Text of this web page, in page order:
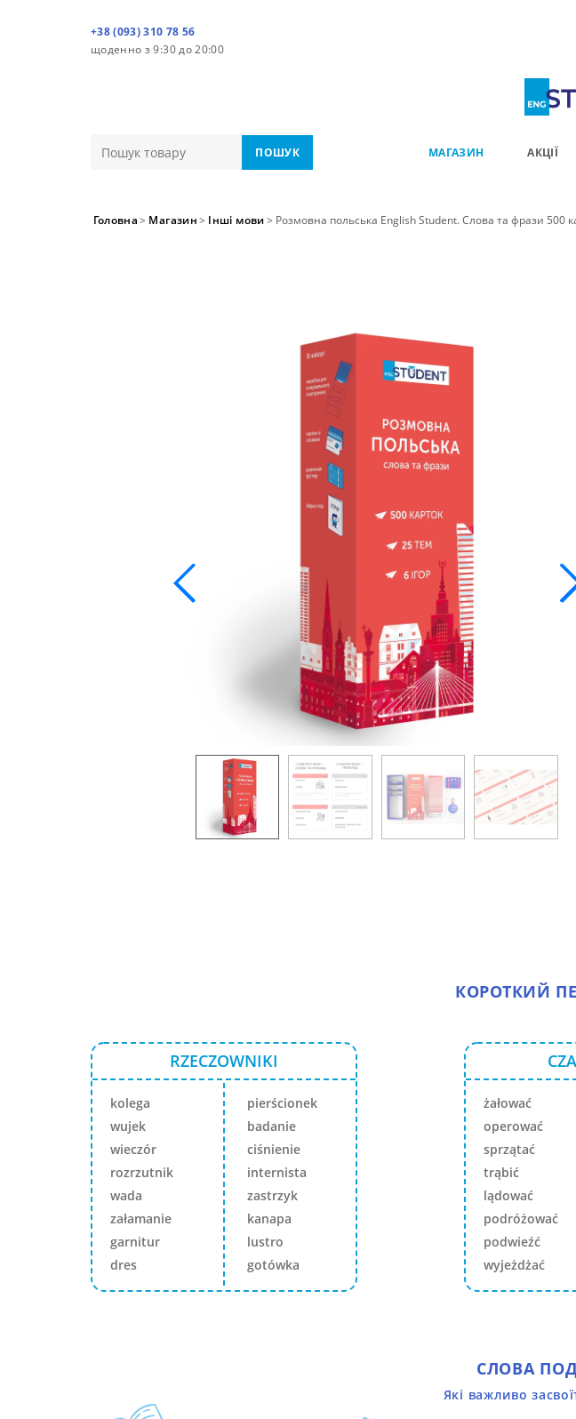
+38 (093) 310 78 56
щоденно з 9:30 до 20:00
ПОШУК МАГАЗИН АКЦІЇ
Головна > Магазин > Інші мови> Розмовна польська English Student. Слова та фрази 500
КОРОТКИЙ
RZECZOWNIKI
kolega
wujek
wieczór
rozrzutnik
wada
załamanie
garnitur
dres
pierścionek
badanie
ciśnienie
internista
zastrzyk
kanapa
lustro
gotówka
żałować
operować
sprzątać
trąbić
lądować
podróżować
podwieźć
wyjeżdżać
СЛОВА
Які важливо